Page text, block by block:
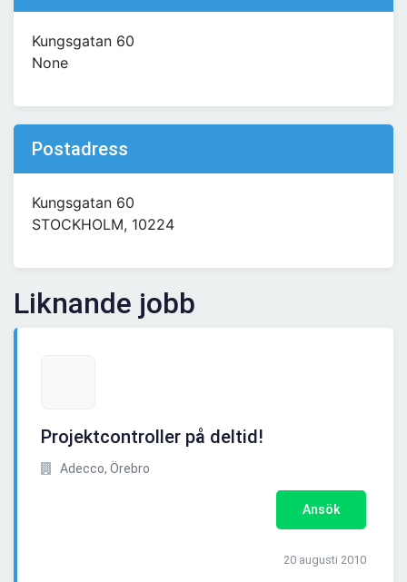
Kungsgatan 60
None
Postadress
Kungsgatan 60
STOCKHOLM, 10224
Liknande jobb
Projektcontroller på deltid!
Adecco, Örebro
Ansök
20 augusti 2010